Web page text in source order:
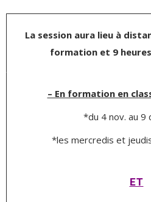
La session aura lieu à
formation et 9
– En formation en
*du 4 nov. au 9
*les mercredis et
ET